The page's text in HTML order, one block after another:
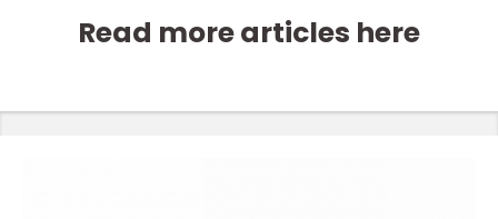
Read more articles here